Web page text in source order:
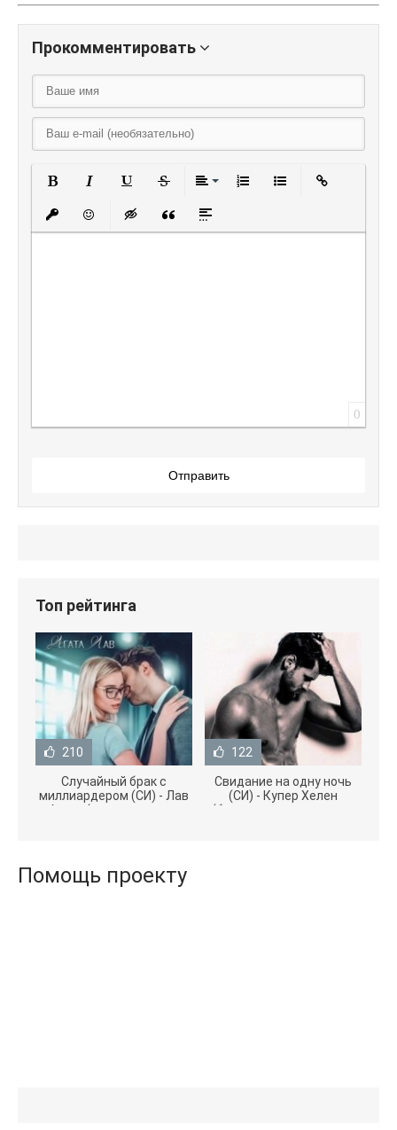
Прокомментировать
Полужирный
Курсив
Вставить защищенную ссылку
Вставить смайлик
Вставка скрытого текста
Вставка цитаты
Вставка спойлера
0
Отправить
Топ рейтинга
210
Случайный брак с
миллиардером (СИ) - Лав
Агата (полная версия
122
Свидание на одну ночь
(СИ) - Купер Хелен
(бесплатные серии книг
Помощь проекту